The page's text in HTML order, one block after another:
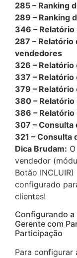
285 – Ranking
289 – Ranking
346 – Relatório
287 –
vendedores
326 – Relatório
337 –
379 –
380 –
386 –
307 – Consulta
321 – Consulta
Dica Brudam:
vendedor
Botão
configurado
clientes!
Configurando a
Gerente com
Participação
Para configurar